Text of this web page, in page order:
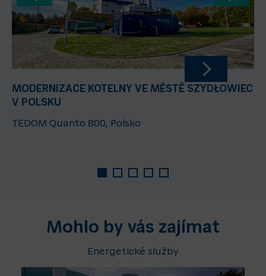
MODERNIZACE KOTELNY VE MĚSTĚ SZYDŁOWIEC
V POLSKU
TEDOM Quanto 800, Polsko
Mohlo by vás zajímat
Energetické služby